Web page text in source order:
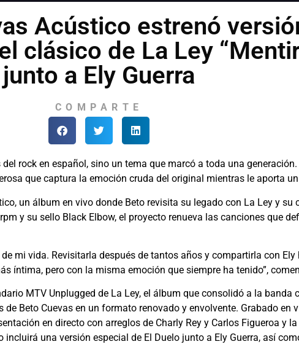
Acústico estrenó
clásico de La Ley
junto a Ely Guerra
COMPARTE
rock en español, sino un tema que marcó a toda una
que captura la emoción cruda del original mientras le aporta
un álbum en vivo donde Beto revisita su legado con La Ley y su
y su sello Black Elbow, el proyecto renueva las canciones que
mi vida. Revisitarla después de tantos años y compartirla con
íntima, pero con la misma emoción que siempre ha tenido”,
MTV Unplugged de La Ley, el álbum que consolidó a la
Beto Cuevas en un formato renovado y envolvente. Grabado en
en directo con arreglos de Charly Rey y Carlos Figueroa y
incluirá una versión especial de El Duelo junto a Ely Guerra, así